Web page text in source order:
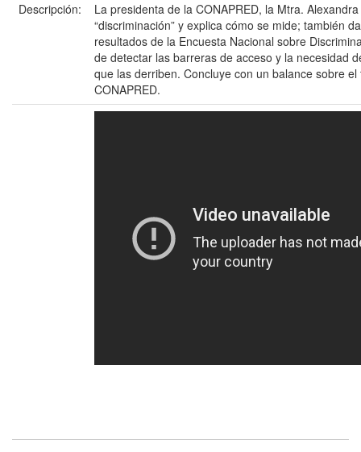
Descripción:
La presidenta de la CONAPRED, la Mtra.
“discriminación” y explica cómo se mide; también
resultados de la Encuesta Nacional sobre
de detectar las barreras de acceso y la necesidad
que las derriben. Concluye con un balance sobre
CONAPRED.